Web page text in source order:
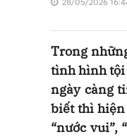
Trong
tình hình tội
ngày càng
biết thì hiện
“nước vui”,